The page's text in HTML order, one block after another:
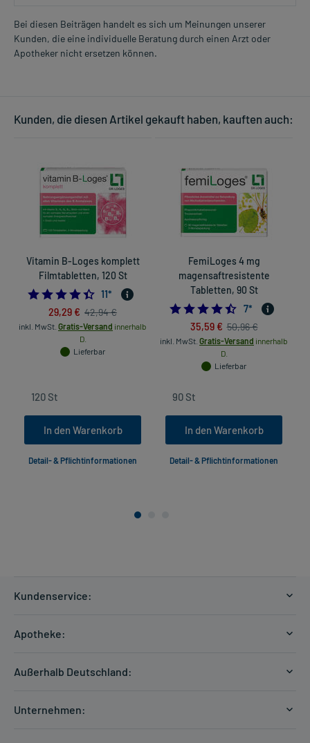
Bei diesen Beiträgen handelt es sich um Meinungen unserer
Kunden, die eine individuelle Beratung durch einen Arzt oder
Apotheker nicht ersetzen können.
Kunden, die diesen Artikel gekauft haben, kauften auch:
Vitamin B-Loges komplett
Filmtabletten, 120 St
4.454545454545454
11*
29,29 € 42,94 €
inkl. MwSt. Gratis-Versand innerhalb
D.
Lieferbar
In den Warenkorb
Detail- & Pflichtinformationen
FemiLoges 4 mg
magensaftresistente
Tabletten, 90 St
7*
35,59 € 50,96 €
inkl. MwSt. Gratis-Versand innerhalb
D.
Lieferbar
In den Warenkorb
Detail- & Pflichtinformationen
Kundenservice:
Hilfe
Apotheke:
Außerhalb Deutschland:
Unternehmen: